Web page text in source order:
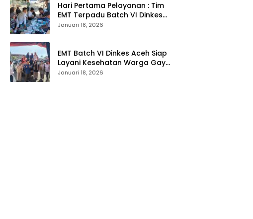
Hari Pertama Pelayanan : Tim
EMT Terpadu Batch VI Dinkes
Aceh Jangkau Wilayah
Januari 18, 2026
EMT Batch VI Dinkes Aceh Siap
Layani Kesehatan Warga Gayo
Lues, Ini Lokasi Yang Akan
Januari 18, 2026